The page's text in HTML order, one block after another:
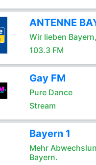
ANTENNE
Wir lieben
103.3 FM
Gay FM
Pure Dance
Stream
Bayern 1
Mehr
Bayern.